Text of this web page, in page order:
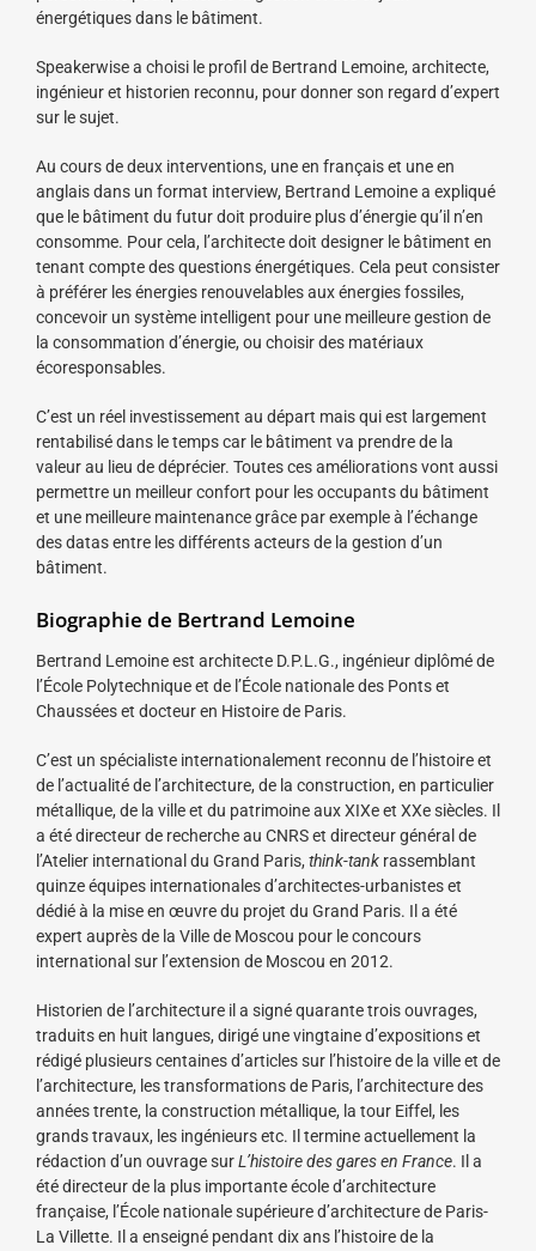
énergétiques dans le bâtiment.
Speakerwise a choisi le profil de Bertrand Lemoine, architecte,
ingénieur et historien reconnu, pour donner son regard d’expert
sur le sujet.
Au cours de deux interventions, une en français et une en
anglais dans un format interview, Bertrand Lemoine a expliqué
que le bâtiment du futur doit produire plus d’énergie qu’il n’en
consomme. Pour cela, l’architecte doit designer le bâtiment en
tenant compte des questions énergétiques. Cela peut consister
à préférer les énergies renouvelables aux énergies fossiles,
concevoir un système intelligent pour une meilleure gestion de
la consommation d’énergie, ou choisir des matériaux
écoresponsables.
C’est un réel investissement au départ mais qui est largement
rentabilisé dans le temps car le bâtiment va prendre de la
valeur au lieu de déprécier. Toutes ces améliorations vont aussi
permettre un meilleur confort pour les occupants du bâtiment
et une meilleure maintenance grâce par exemple à l’échange
des datas entre les différents acteurs de la gestion d’un
bâtiment.
Biographie de Bertrand Lemoine
Bertrand Lemoine est architecte D.P.L.G., ingénieur diplômé de
l’École Polytechnique et de l’École nationale des Ponts et
Chaussées et docteur en Histoire de Paris.
C’est un spécialiste internationalement reconnu de l’histoire et
de l’actualité de l’architecture, de la construction, en particulier
métallique, de la ville et du patrimoine aux XIXe et XXe siècles. Il
a été directeur de recherche au CNRS et directeur général de
l’Atelier international du Grand Paris, think-tank rassemblant
quinze équipes internationales d’architectes-urbanistes et
dédié à la mise en œuvre du projet du Grand Paris. Il a été
expert auprès de la Ville de Moscou pour le concours
international sur l’extension de Moscou en 2012.
Historien de l’architecture il a signé quarante trois ouvrages,
traduits en huit langues, dirigé une vingtaine d’expositions et
rédigé plusieurs centaines d’articles sur l’histoire de la ville et de
l’architecture, les transformations de Paris, l’architecture des
années trente, la construction métallique, la tour Eiffel, les
grands travaux, les ingénieurs etc. Il termine actuellement la
rédaction d’un ouvrage surL’histoire des gares en France. Il a
été directeur de la plus importante école d’architecture
française, l’École nationale supérieure d’architecture de Paris-
La Villette. Il a enseigné pendant dix ans l’histoire de la